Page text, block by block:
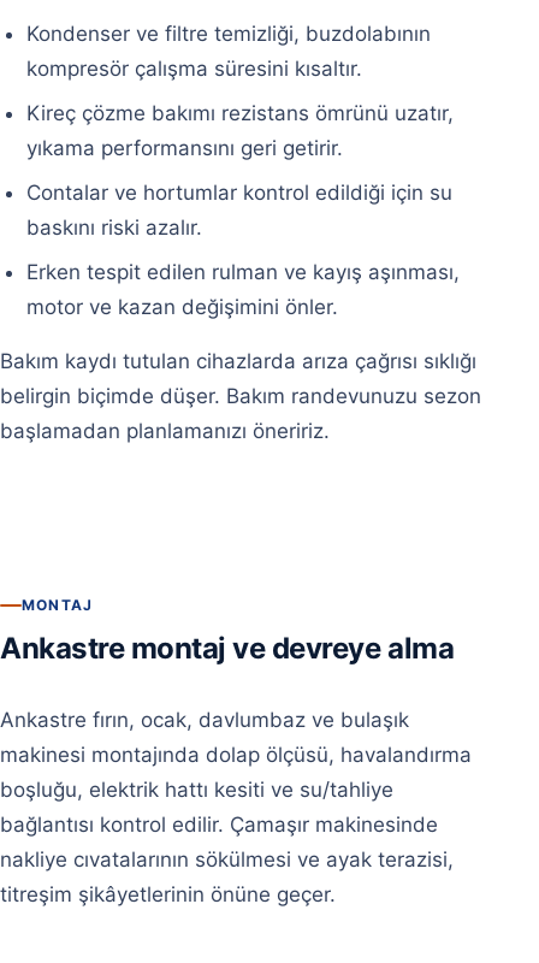
Kondenser ve filtre temizliği, buzdolabının
kompresör çalışma süresini kısaltır.
Kireç çözme bakımı rezistans ömrünü uzatır,
yıkama performansını geri getirir.
Contalar ve hortumlar kontrol edildiği için su
baskını riski azalır.
Erken tespit edilen rulman ve kayış aşınması,
motor ve kazan değişimini önler.
Bakım kaydı tutulan cihazlarda arıza çağrısı sıklığı
belirgin biçimde düşer. Bakım randevunuzu sezon
başlamadan planlamanızı öneririz.
MONTAJ
Ankastre montaj ve devreye alma
Ankastre fırın, ocak, davlumbaz ve bulaşık
makinesi montajında dolap ölçüsü, havalandırma
boşluğu, elektrik hattı kesiti ve su/tahliye
bağlantısı kontrol edilir. Çamaşır makinesinde
nakliye cıvatalarının sökülmesi ve ayak terazisi,
titreşim şikâyetlerinin önüne geçer.